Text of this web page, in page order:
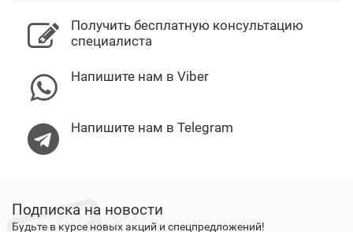
Получить бесплатную консультацию
специалиста
Напишите нам в Viber
Напишите нам в Telegram
Подписка на новости
Будьте в курсе новых акций и спецпредложений!